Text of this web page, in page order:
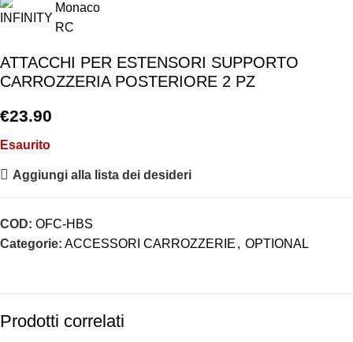
ATTACCHI PER ESTENSORI SUPPORTO
CARROZZERIA POSTERIORE 2 PZ
€23.90
Esaurito
Aggiungi alla lista dei desideri
COD: OFC-HBS
Categorie: ACCESSORI CARROZZERIE , OPTIONAL
Prodotti correlati